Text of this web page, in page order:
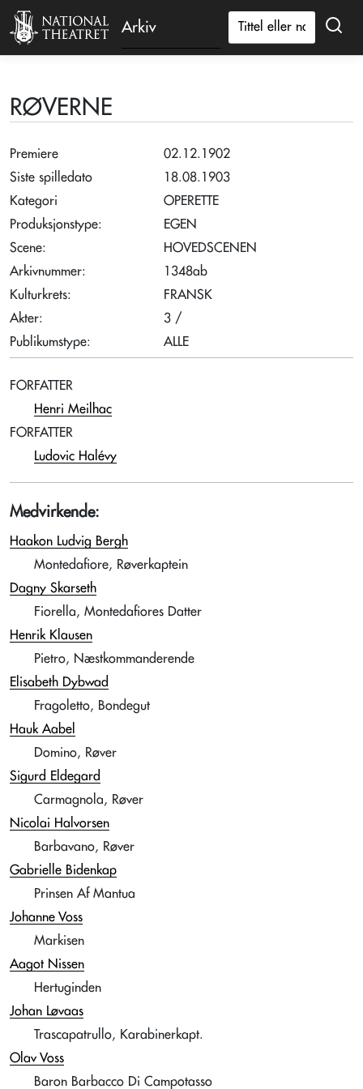
Arkiv
RØVERNE
Premiere
02.12.1902
Siste spilledato
18.08.1903
Kategori
OPERETTE
Produksjonstype:
EGEN
Scene:
HOVEDSCENEN
Arkivnummer:
1348ab
Kulturkrets:
FRANSK
Akter:
3 /
Publikumstype:
ALLE
FORFATTER
Henri Meilhac
FORFATTER
Ludovic Halévy
Medvirkende:
Haakon Ludvig Bergh
Montedafiore, Røverkaptein
Dagny Skarseth
Fiorella, Montedafiores Datter
Henrik Klausen
Pietro, Næstkommanderende
Elisabeth Dybwad
Fragoletto, Bondegut
Hauk Aabel
Domino, Røver
Sigurd Eldegard
Carmagnola, Røver
Nicolai Halvorsen
Barbavano, Røver
Gabrielle Bidenkap
Prinsen Af Mantua
Johanne Voss
Markisen
Aagot Nissen
Hertuginden
Johan Løvaas
Trascapatrullo, Karabinerkapt.
Olav Voss
Baron Barbacco Di Campotasso